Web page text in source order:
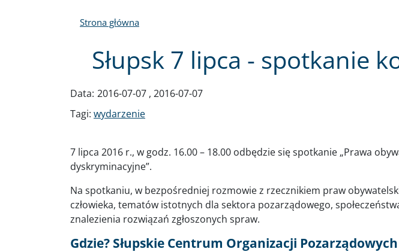
Strona główna
Słupsk 7 lipca - spotkanie
Data: 2016-07-07 , 2016-07-07
Tagi: wydarzenie
7 lipca 2016 r., w godz. 16.00 – 18.00 odbędzie się spotkanie „Prawa
dyskryminacyjne”.
Na spotkaniu, w bezpośredniej rozmowie z rzecznikiem praw
człowieka, tematów istotnych dla sektora pozarządowego,
znalezienia rozwiązań zgłoszonych spraw.
Gdzie? Słupskie Centrum Organizacji